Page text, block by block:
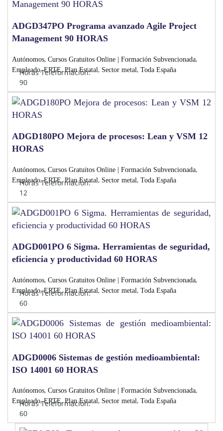
ADGD347PO Programa avanzado Agile Project
Management 90 HORAS
Autónomos, Cursos Gratuitos Online | Formación Subvencionada,
Empleado,ERTE,Plan Estatal, Sector metal, Toda España
Horas Teleformación:
90
ADGD180PO Mejora de procesos: Lean y VSM 12
HORAS
Autónomos, Cursos Gratuitos Online | Formación Subvencionada,
Empleado,ERTE,Plan Estatal, Sector metal, Toda España
Horas Teleformación:
12
ADGD001PO 6 Sigma. Herramientas de seguridad,
eficiencia y productividad 60 HORAS
Autónomos, Cursos Gratuitos Online | Formación Subvencionada,
Empleado,ERTE,Plan Estatal, Sector metal, Toda España
Horas Teleformación:
60
ADGD0006 Sistemas de gestión medioambiental:
ISO 14001 60 HORAS
Autónomos, Cursos Gratuitos Online | Formación Subvencionada,
Empleado,ERTE,Plan Estatal, Sector metal, Toda España
Horas Teleformación:
60